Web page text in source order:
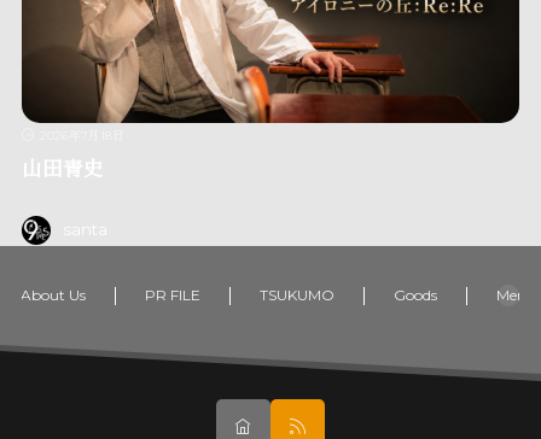
山田青史
santa
About Us PR FILE TSUKUMO Goods